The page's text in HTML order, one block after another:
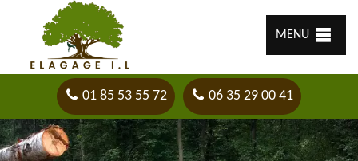
MENU
01 85 53 55 72 06 35 29 00 41